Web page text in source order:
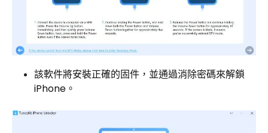
該軟件將安裝正確的固件，並通過消除密碼來解鎖
iPhone。